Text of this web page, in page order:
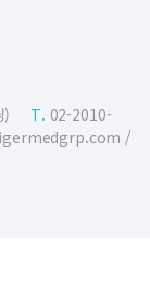
)
T. 02-2010-
/